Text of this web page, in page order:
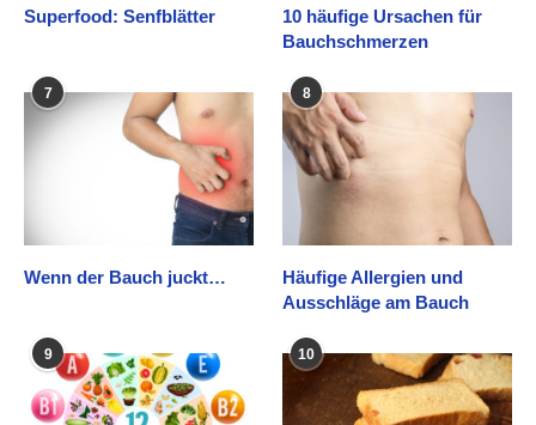
Superfood: Senfblätter
10 häufige Ursachen für
Bauchschmerzen
7
Wenn der Bauch juckt…
8
Häufige Allergien und
Ausschläge am Bauch
9 10